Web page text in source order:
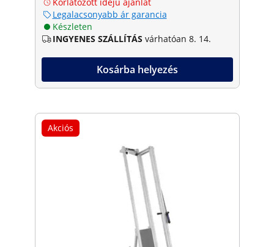
Legalacsonyabb ár garancia
Készleten
INGYENES SZÁLLÍTÁS várhatóan 8. 14.
Kosárba helyezés
Akciós